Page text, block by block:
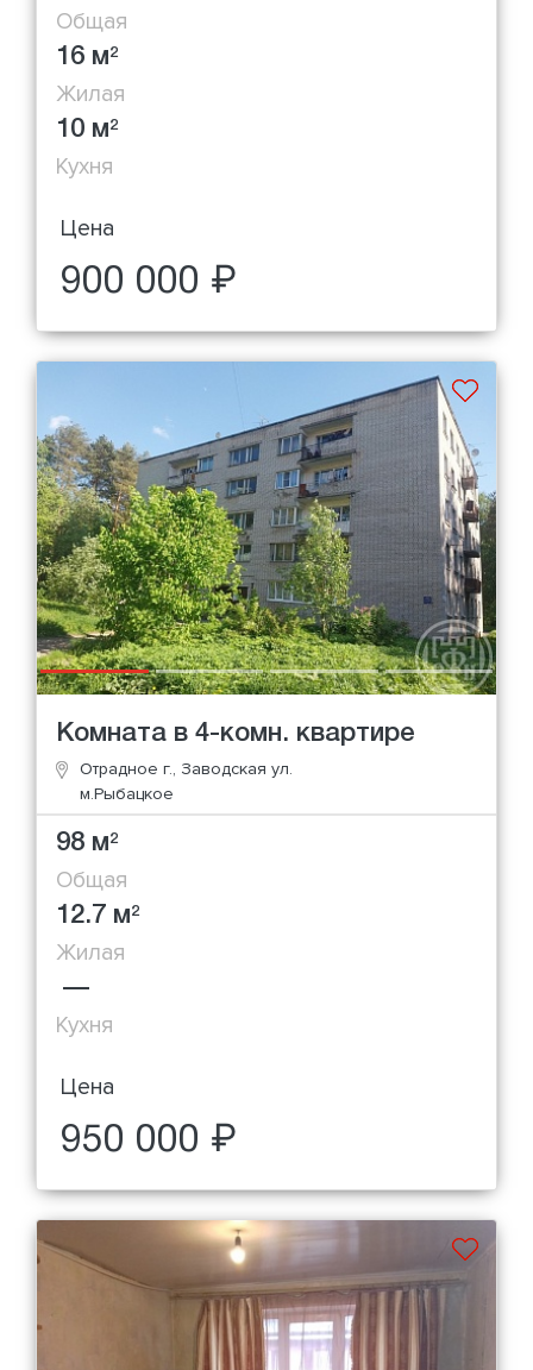
Общая
16 м2
Жилая
10 м2
Кухня
Цена
900 000 ₽
Комната в 4-комн. квартире
Отрадное г., Заводская ул.
м.Рыбацкое
98 м2
Общая
12.7 м2
Жилая
—
Кухня
Цена
950 000 ₽